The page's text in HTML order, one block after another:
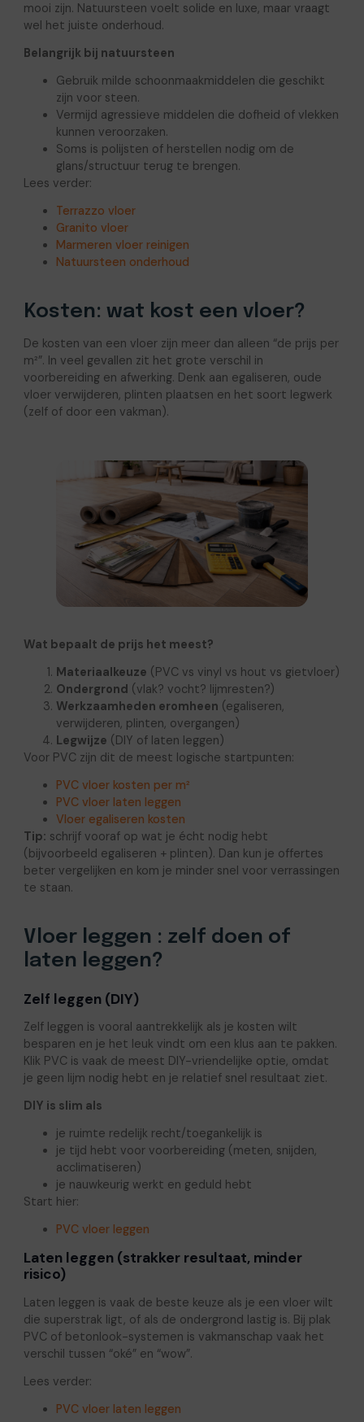
mooi zijn. Natuursteen voelt solide en luxe, maar vraagt
wel het juiste onderhoud.
Belangrijk bij natuursteen
Gebruik milde schoonmaakmiddelen die geschikt
zijn voor steen.
Vermijd agressieve middelen die dofheid of vlekken
kunnen veroorzaken.
Soms is polijsten of herstellen nodig om de
glans/structuur terug te brengen.
Lees verder:
Terrazzo vloer
Granito vloer
Marmeren vloer reinigen
Natuursteen onderhoud
Kosten: wat kost een vloer?
De kosten van een vloer zijn meer dan alleen “de prijs per
m²”. In veel gevallen zit het grote verschil in
voorbereiding en afwerking. Denk aan egaliseren, oude
vloer verwijderen, plinten plaatsen en het soort legwerk
(zelf of door een vakman).
Wat bepaalt de prijs het meest?
Materiaalkeuze (PVC vs vinyl vs hout vs gietvloer)
Ondergrond (vlak? vocht? lijmresten?)
Werkzaamheden eromheen (egaliseren,
verwijderen, plinten, overgangen)
Legwijze (DIY of laten leggen)
Voor PVC zijn dit de meest logische startpunten:
PVC vloer kosten per m²
PVC vloer laten leggen
Vloer egaliseren kosten
Tip: schrijf vooraf op wat je écht nodig hebt
(bijvoorbeeld egaliseren + plinten). Dan kun je offertes
beter vergelijken en kom je minder snel voor verrassingen
te staan.
Vloer leggen : zelf doen of
laten leggen?
Zelf leggen (DIY)
Zelf leggen is vooral aantrekkelijk als je kosten wilt
besparen en je het leuk vindt om een klus aan te pakken.
Klik PVC is vaak de meest DIY-vriendelijke optie, omdat
je geen lijm nodig hebt en je relatief snel resultaat ziet.
DIY is slim als
je ruimte redelijk recht/toegankelijk is
je tijd hebt voor voorbereiding (meten, snijden,
acclimatiseren)
je nauwkeurig werkt en geduld hebt
Start hier:
PVC vloer leggen
Laten leggen (strakker resultaat, minder
risico)
Laten leggen is vaak de beste keuze als je een vloer wilt
die superstrak ligt, of als de ondergrond lastig is. Bij plak
PVC of betonlook-systemen is vakmanschap vaak het
verschil tussen “oké” en “wow”.
Lees verder:
PVC vloer laten leggen